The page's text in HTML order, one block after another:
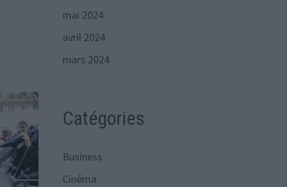
mai 2024
avril 2024
mars 2024
Catégories
Business
Cinéma